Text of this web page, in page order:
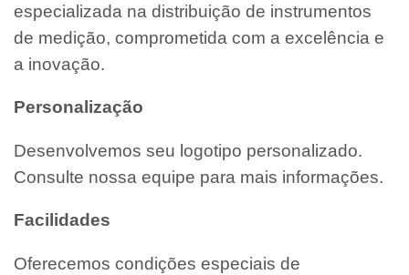
especializada na distribuição de instrumentos
de medição, comprometida com a excelência e
a inovação.
Personalização
Desenvolvemos seu logotipo personalizado.
Consulte nossa equipe para mais informações.
Facilidades
Oferecemos condições especiais de